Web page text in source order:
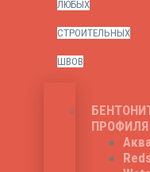
ЛЮБЫХ
СТРОИТЕЛЬНЫХ
ШВОВ
ПРОФИЛЯ